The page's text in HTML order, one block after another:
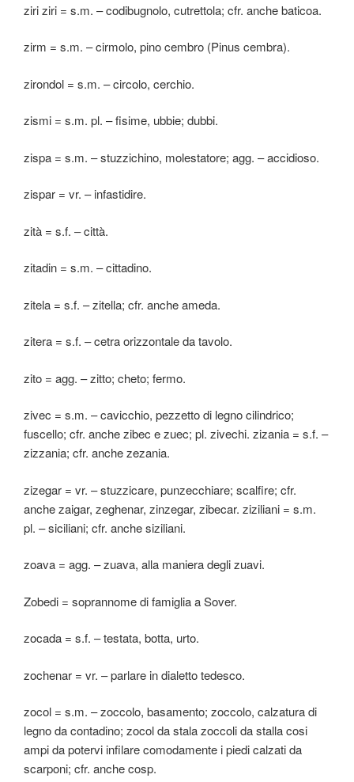
ziri ziri = s.m. – codibugnolo, cutrettola; cfr. anche baticoa.
zirm = s.m. – cirmolo, pino cembro (Pinus cembra).
zirondol = s.m. – circolo, cerchio.
zismi = s.m. pl. – fisime, ubbie; dubbi.
zispa = s.m. – stuzzichino, molestatore; agg. – accidioso.
zispar = vr. – infastidire.
zità = s.f. – città.
zitadin = s.m. – cittadino.
zitela = s.f. – zitella; cfr. anche ameda.
zitera = s.f. – cetra orizzontale da tavolo.
zito = agg. – zitto; cheto; fermo.
zivec = s.m. – cavicchio, pezzetto di legno cilindrico;
fuscello; cfr. anche zibec e zuec; pl. zivechi. zizania = s.f. –
zizzania; cfr. anche zezania.
zizegar = vr. – stuzzicare, punzecchiare; scalfire; cfr.
anche zaigar, zeghenar, zinzegar, zibecar. ziziliani = s.m.
pl. – siciliani; cfr. anche siziliani.
zoava = agg. – zuava, alla maniera degli zuavi.
Zobedi = soprannome di famiglia a Sover.
zocada = s.f. – testata, botta, urto.
zochenar = vr. – parlare in dialetto tedesco.
zocol = s.m. – zoccolo, basamento; zoccolo, calzatura di
legno da contadino; zocol da stala zoccoli da stalla cosi
ampi da potervi infilare comodamente i piedi calzati da
scarponi; cfr. anche cosp.